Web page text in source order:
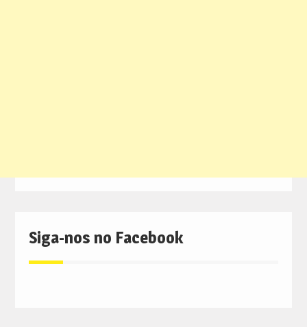
Siga-nos no Facebook